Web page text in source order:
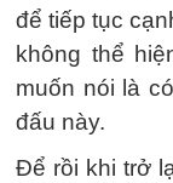
để tiếp tục
không thể
muốn nói là
đấu này.
Để rồi khi trở